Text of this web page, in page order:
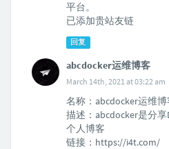
平台。
已添加贵站友链
回复
abcdocker运维博客
March 14th, 2021 at 03:22 am
名称：abcdocker运维博
描述：abcdocker是分
个人博客
链接：https://i4t.com/